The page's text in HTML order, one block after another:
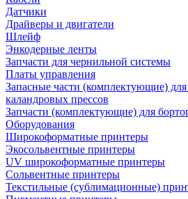
Датчики
Драйверы и двигатели
Шлейф
Энкодерные ленты
Запчасти для чернильной системы
Платы управления
Запасные части (комплектующие)
каландровых прессов
Запчасти (комплектующие) для
Оборудования
Широкоформатные принтеры
Экосольвентные принтеры
UV широкоформатные принтеры
Сольвентные принтеры
Текстильные (сублимационные)